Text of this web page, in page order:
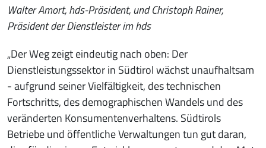
Walter Amort, hds-Präsident, und Christoph Rainer,
Präsident der Dienstleister im hds
„Der Weg zeigt eindeutig nach oben: Der
Dienstleistungssektor in Südtirol wächst unaufhaltsam
- aufgrund seiner Vielfältigkeit, des technischen
Fortschritts, des demographischen Wandels und des
veränderten Konsumentenverhaltens. Südtirols
Betriebe und öffentliche Verwaltungen tun gut daran,